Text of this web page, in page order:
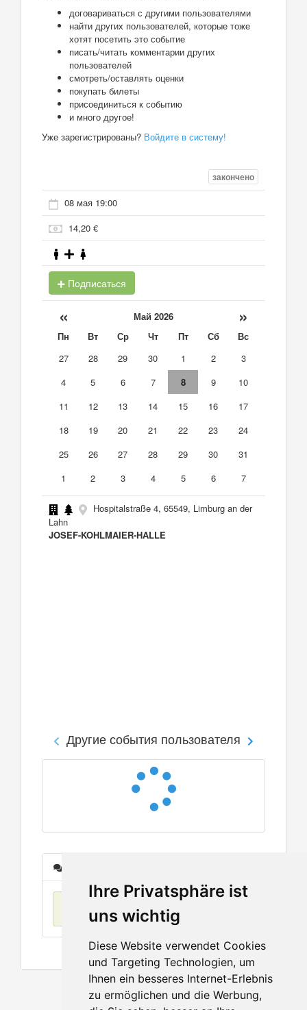
Ihre Privatsphäre ist
uns wichtig
Diese Website verwendet Cookies
und Targeting Technologien, um
Ihnen ein besseres Internet-Erlebnis
zu ermöglichen und die Werbung,
договариваться с другими пользователями
найти других пользователей, которые тоже
хотят посетить это событие
писать/читать комментарии других
пользователей
смотреть/оставлять оценки
покупать билеты
присоединиться к событию
и много другое!
Уже зарегистрированы? Войдите в систему!
закончено
08 мая 19:00
14,20 €
Подписаться
« Май 2026 »
Пн Вт Ср Чт Пт Сб
Вс
27
28 29 30 1 2
3
4
5 6 7 8 9
10
11
12 13 14 15 16
17
18
19 20 21 22 23
24
25
26 27 28 29 30
31
1
2 3 4 5 6 7
Hospitalstraße 4, 65549, Limburg an der
Lahn
JOSEF-KOHLMAIER-HALLE
Другие события пользователя